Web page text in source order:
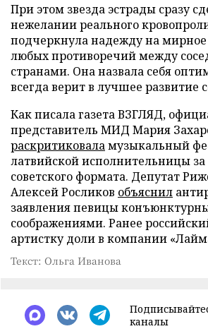
При этом звезда эстрады сразу
нежелании реального
подчеркнула надежду на
любых противоречий между
странами. Она назвала себя
всегда верит в лучшее развитие
Как писала газета ВЗГЛЯД,
представитель МИД Мария
раскритиковаламузыкальный
латвийской исполнительницы
советского формата. Депутат
Алексей Росликов объяснил
заявления певицы
соображениями. Ранее
артистку доли в компании
Текст: Ольга Иванова
каналы